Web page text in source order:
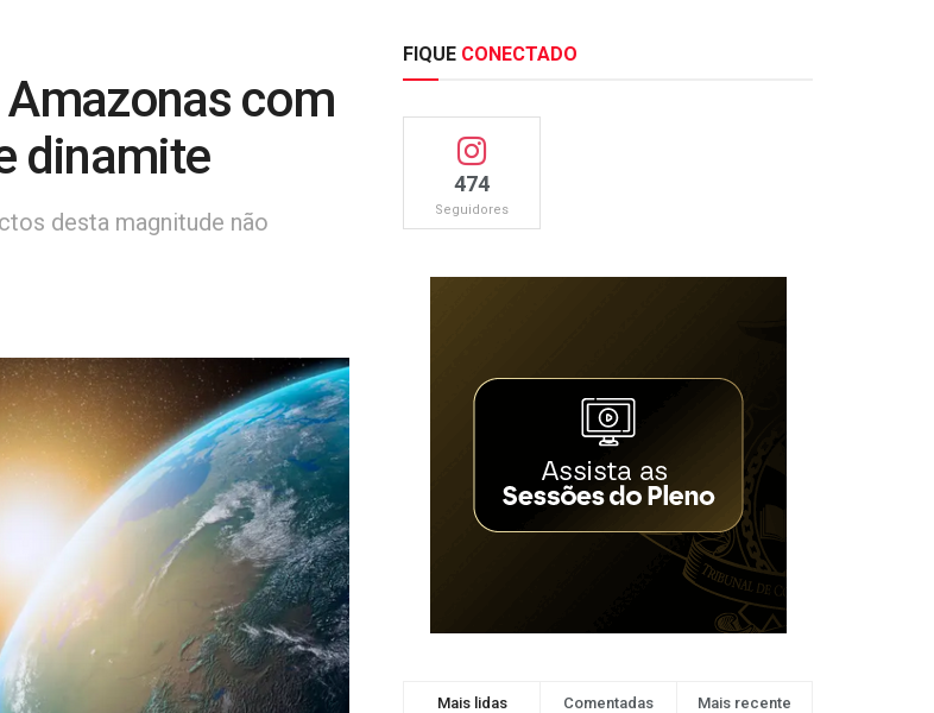
com
dinamite
desta magnitude não
FIQUE CONECTADO
474
Seguidores
Mais lidas Comentadas Mais recente